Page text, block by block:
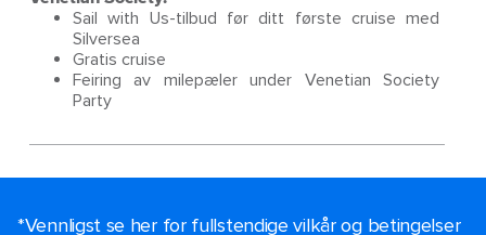
Sail with Us-tilbud før ditt første cruise med
Silversea
Gratis cruise
Feiring av milepæler under Venetian Society
Party
*Vennligst se her for fullstendige vilkår og betingelser